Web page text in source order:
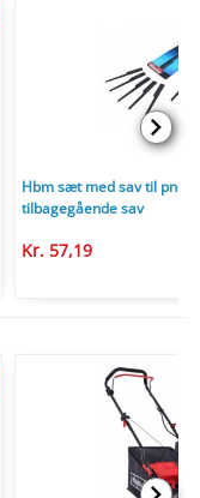
Hbm sæt med sav til
tilbagegående sav
Kr. 57,19